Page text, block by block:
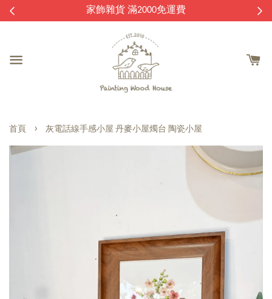
家飾雜貨 滿2000免運費
首頁 › 灰電話線手感小屋 丹麥小屋燭台 陶瓷小屋